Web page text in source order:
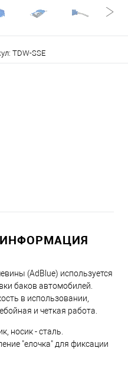
TDW-SSE
(AdBlue) используется
баков автомобилей.
в использовании,
и четкая работа.
носик - сталь.
"елочка" для фиксации